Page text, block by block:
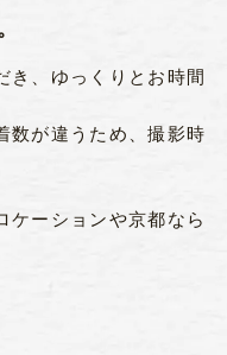
き、ゆっくりとお時間
数が違うため、撮影時
ケーションや京都なら